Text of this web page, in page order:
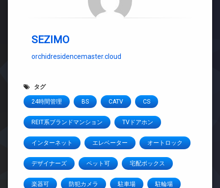
SEZIMO
orchidresidencemaster.cloud
タグ
24時間管理 BS CATV CS
REIT系ブランドマンション TVドアホン
インターネット エレベーター オートロック
デザイナーズ ペット可 宅配ボックス
楽器可 防犯カメラ 駐車場 駐輪場